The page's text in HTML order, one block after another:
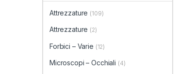
Attrezzature (109)
Attrezzature (2)
Forbici – Varie (12)
Microscopi – Occhiali (4)